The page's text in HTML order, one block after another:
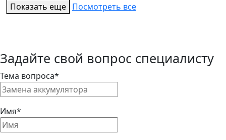
Показать еще Посмотреть все
Задайте свой вопрос специалисту
Тема вопроса*
Имя*